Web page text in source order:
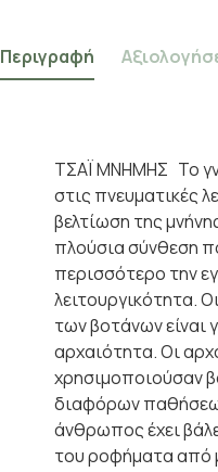
Περιγραφή
ΤΣΑΪ ΜΝΗΜΗΣ Το
στις πνευματικές
βελτίωση της
πλούσια σύνθεση
περισσότερο την
λειτουργικότητα.
των βοτάνων είναι
αρχαιότητα. Οι
χρησιμοποιούσαν
διαφόρων
άνθρωπος έχει
του ροφήματα από